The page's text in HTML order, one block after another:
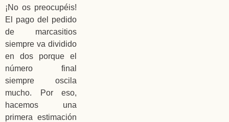
¡No os preocupéis!
El pago del pedido
de marcasitios
siempre va dividido
en dos porque el
número final
siempre oscila
mucho. Por eso,
hacemos una
primera estimación